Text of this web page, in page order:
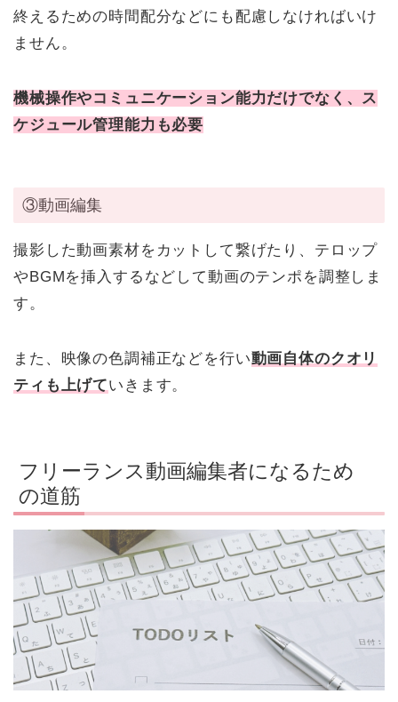
終えるための時間配分などにも配慮しなければいけ
ません。
機械操作やコミュニケーション能力だけでなく、ス
ケジュール管理能力も必要
③動画編集
撮影した動画素材をカットして繋げたり、テロップ
やBGMを挿入するなどして動画のテンポを調整しま
す。
また、映像の色調補正などを行い動画自体のクオリ
ティも上げていきます。
フリーランス動画編集者になるため
の道筋